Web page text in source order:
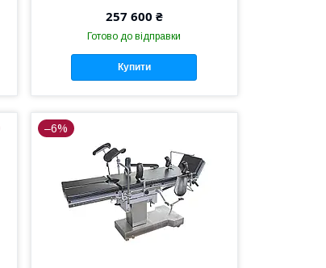
257 600 ₴
Готово до відправки
Купити
–6%